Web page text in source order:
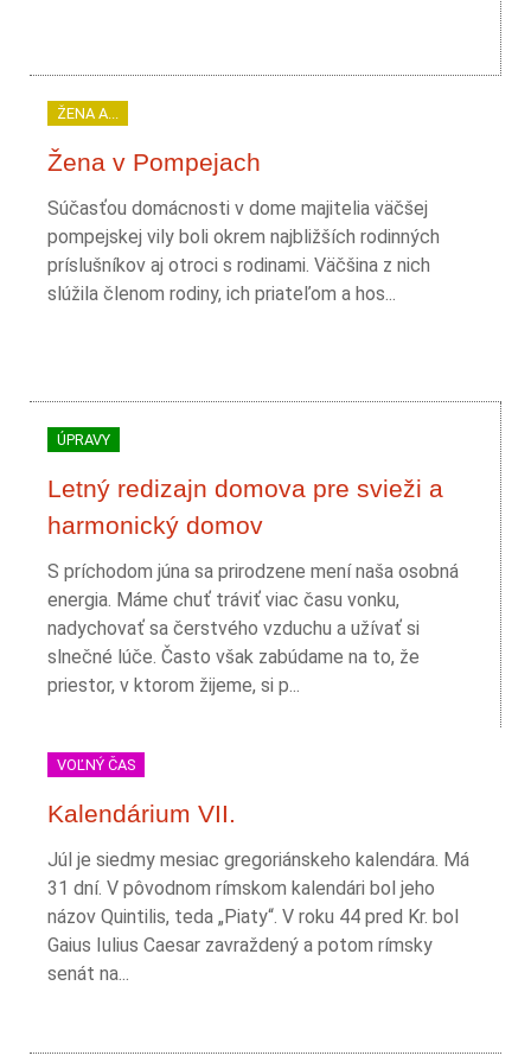
ŽENA A...
Žena v Pompejach
Súčasťou domácnosti v dome majitelia väčšej
pompejskej vily boli okrem najbližších rodinných
príslušníkov aj otroci s rodinami. Väčšina z nich
slúžila členom rodiny, ich priateľom a hos...
ÚPRAVY
Letný redizajn domova pre svieži a
harmonický domov
S príchodom júna sa prirodzene mení naša osobná
energia. Máme chuť tráviť viac času vonku,
nadychovať sa čerstvého vzduchu a užívať si
slnečné lúče. Často však zabúdame na to, že
priestor, v ktorom žijeme, si p...
VOĽNÝ ČAS
Kalendárium VII.
Júl je siedmy mesiac gregoriánskeho kalendára. Má
31 dní. V pôvodnom rímskom kalendári bol jeho
názov Quintilis, teda „Piaty“. V roku 44 pred Kr. bol
Gaius Iulius Caesar zavraždený a potom rímsky
senát na...